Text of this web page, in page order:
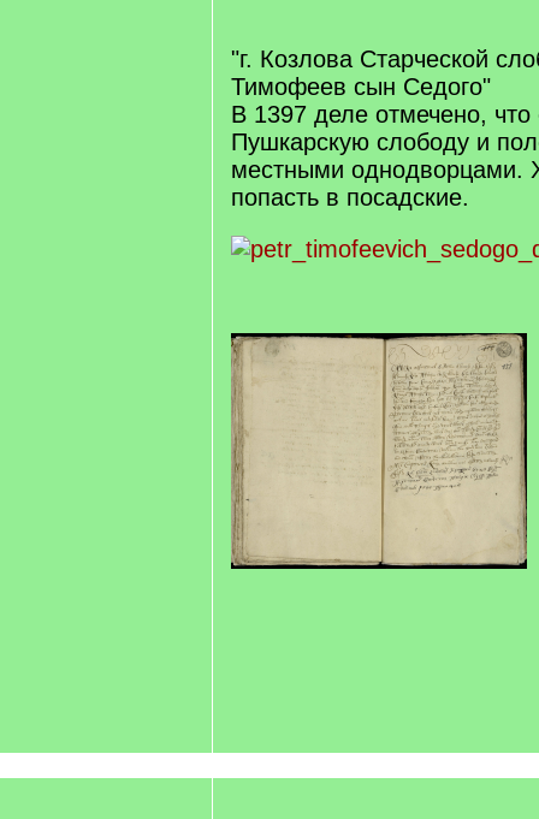
"г. Козлова Старческой
Тимофеев сын Седого"
В 1397 деле отмечено, что
Пушкарскую слободу и
местными однодворцами.
попасть в посадские.